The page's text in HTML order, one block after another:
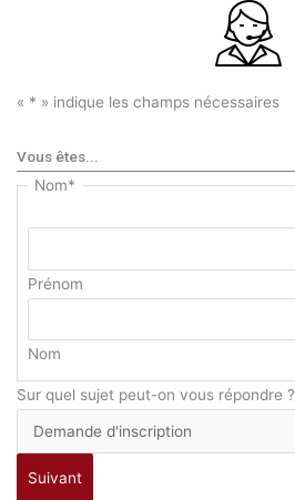
« * » indique les champs nécessaires
Vous êtes...
Nom*
Prénom
Nom
Sur quel sujet peut-on vous répondre ?
Suivant